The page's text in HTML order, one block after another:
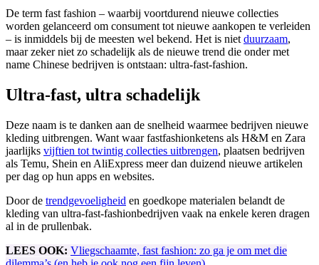
De term fast fashion – waarbij voortdurend nieuwe collecties
worden gelanceerd om consument tot nieuwe aankopen te verleiden
– is inmiddels bij de meesten wel bekend. Het is niet duurzaam,
maar zeker niet zo schadelijk als de nieuwe trend die onder met
name Chinese bedrijven is ontstaan: ultra-fast-fashion.
Ultra-fast, ultra schadelijk
Deze naam is te danken aan de snelheid waarmee bedrijven nieuwe
kleding uitbrengen. Want waar fastfashionketens als H&M en Zara
jaarlijks vijftien tot twintig collecties uitbrengen, plaatsen bedrijven
als Temu, Shein en AliExpress meer dan duizend nieuwe artikelen
per dag op hun apps en websites.
Door de trendgevoeligheid en goedkope materialen belandt de
kleding van ultra-fast-fashionbedrijven vaak na enkele keren dragen
al in de prullenbak.
LEES OOK: Vliegschaamte, fast fashion: zo ga je om met die